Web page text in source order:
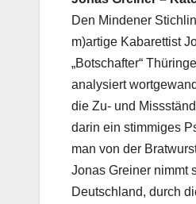
Den Mindener
m)artige Kabarettist
„Botschafter“
analysiert
die Zu- und
darin ein stimmiges
man von der
Jonas Greiner nimmt
Deutschland, durch